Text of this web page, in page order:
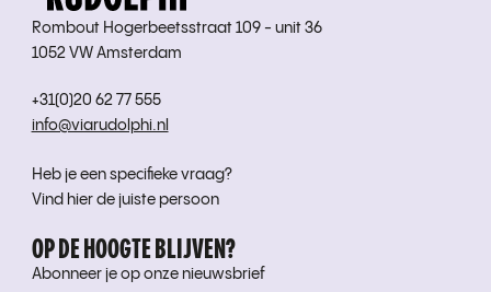
Rombout Hogerbeetsstraat 109 - unit 36
1052 VW Amsterdam
+31(0)20 62 77 555
info@viarudolphi.nl
Heb je een specifieke vraag?
Vind hier de juiste persoon
OP DE HOOGTE BLIJVEN?
Abonneer je op onze nieuwsbrief